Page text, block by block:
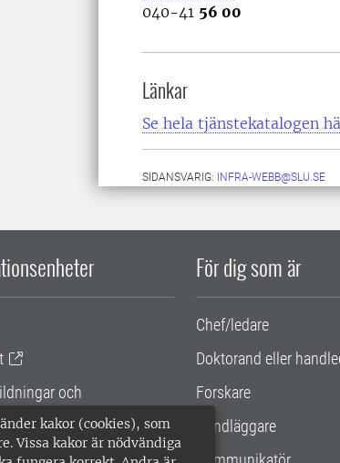
kakor (cookies), som
Vissa kakor är nödvändiga
040-41 56 00
Länkar
Se hela tjänstekatalogen
SIDANSVARIG: INFRA-WEBB@SLU.SE
och
verksamhetsstödet
För dig som är
Chef/ledare
Doktorand eller
Forskare
Handläggare